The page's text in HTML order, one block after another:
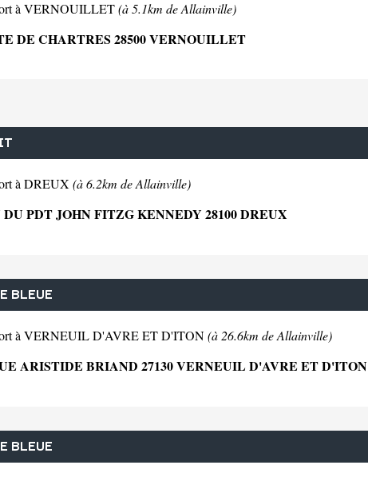
à VERNOUILLET(à 5.1km de Allainville)
DE CHARTRES 28500 VERNOUILLET
à DREUX (à 6.2km de Allainville)
DU PDT JOHN FITZG KENNEDY 28100 DREUX
BLEUE
à VERNEUIL D'AVRE ET D'ITON(à 26.6km de Allainville)
ARISTIDE BRIAND 27130 VERNEUIL D'AVRE ET D'ITON
BLEUE